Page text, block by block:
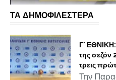
ΤΑ ΔΗΜΟΦΙΛΕΣΤΕΡΑ
Γ'
της
τρεις
Την